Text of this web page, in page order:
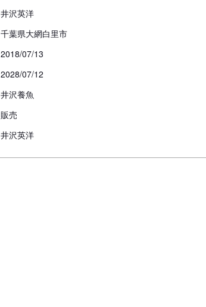
井沢英洋
千葉県大網白里市
2018/07/13
2028/07/12
井沢養魚
販売
井沢英洋